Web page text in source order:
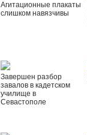
Агитационные плакаты
слишком навязчивы
Завершен разбор
завалов в кадетском
училище в
Севастополе